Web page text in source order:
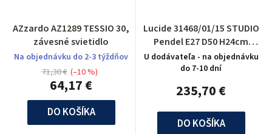
AZzardo AZ1289 TESSIO 30,
závesné svietidlo
Na objednávku do 2-3 týždňov
64,17 €
71,30 € (–10 %)
DO KOŠÍKA
Lucide 31468/01/15 STUDIO
Pendel E27 D50 H24cm
Metaal Grijs
U dodávateľa - na objednávku
do 7-10 dní
235,70 €
DO KOŠÍKA